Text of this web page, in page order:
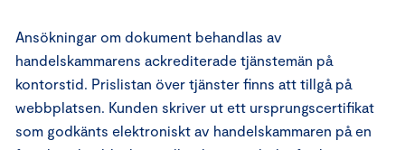
Ansökningar om dokument behandlas av
handelskammarens ackrediterade tjänstemän på
kontorstid. Prislistan över tjänster finns att tillgå på
webbplatsen. Kunden skriver ut ett ursprungscertifikat
som godkänts elektroniskt av handelskammaren på en